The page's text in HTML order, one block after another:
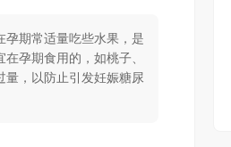
宝宝
爱帝宫
孕期常适量吃些水果，是
孕期食用的，如桃子、
量，以防止引发妊娠糖尿